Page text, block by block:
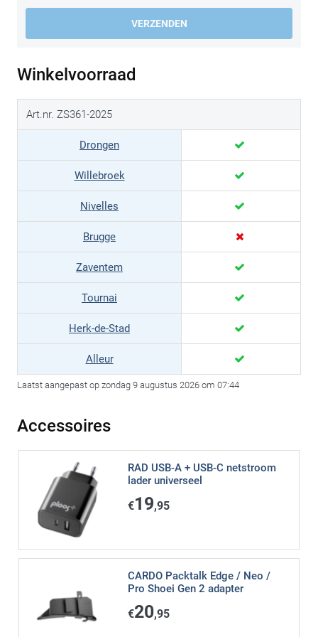
VERZENDEN
Winkelvoorraad
Art.nr. ZS361-2025
Drongen
Willebroek
Nivelles
Brugge
Zaventem
Tournai
Herk-de-Stad
Alleur
Laatst aangepast op zondag 9 augustus 2026 om 07:44
Accessoires
RAD USB-A + USB-C netstroom
lader universeel
€19,95
CARDO Packtalk Edge / Neo /
Pro Shoei Gen 2 adapter
€20,95